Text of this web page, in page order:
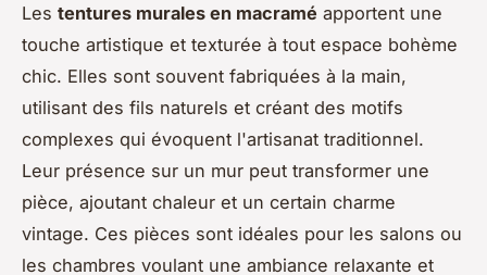
Les tentures murales en macramé apportent une
touche artistique et texturée à tout espace bohème
chic. Elles sont souvent fabriquées à la main,
utilisant des fils naturels et créant des motifs
complexes qui évoquent l'artisanat traditionnel.
Leur présence sur un mur peut transformer une
pièce, ajoutant chaleur et un certain charme
vintage. Ces pièces sont idéales pour les salons ou
les chambres voulant une ambiance relaxante et